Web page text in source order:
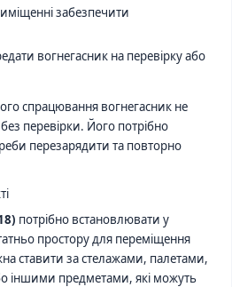
забезпечити
вогнегасник на перевірку або
спрацювання вогнегасник не
перевірки. Його потрібно
перезарядити та повторно
потрібно встановлювати у
простору для переміщення
ставити за стелажами, палетами,
іншими предметами, які можуть